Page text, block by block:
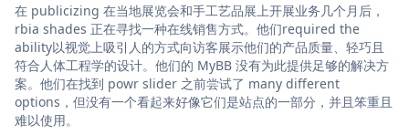
在 publicizing 在当地展览会和手工艺品展上开展业务几个月后，
rbia shades 正在寻找一种在线销售方式。他们required the
ability以视觉上吸引人的方式向访客展示他们的产品质量、轻巧且
符合人体工程学的设计。他们的 MyBB 没有为此提供足够的解决方
案。他们在找到 powr slider 之前尝试了 many different
options，但没有一个看起来好像它们是站点的一部分，并且笨重且
难以使用。